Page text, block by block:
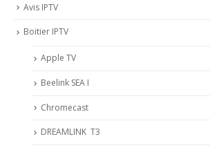
Avis IPTV
Boitier IPTV
Apple TV
Beelink SEA I
Chromecast
DREAMLINK T3